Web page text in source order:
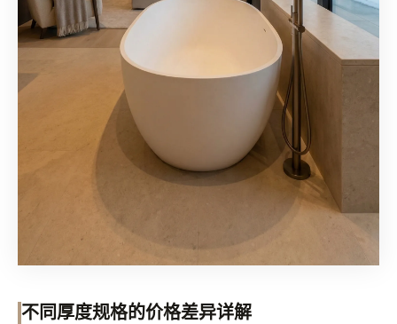
不同厚度规格的价格差异详解